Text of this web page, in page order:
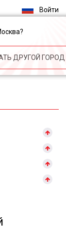
?
ДРУГОЙ ГОРОД
Войти